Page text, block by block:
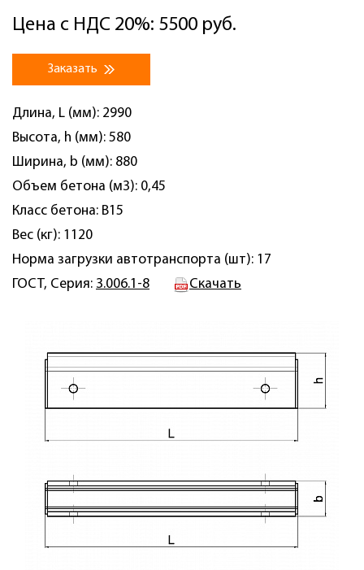
Цена с НДС 20%: 5500 руб.
Заказать
Длина, L (мм): 2990
Высота, h (мм): 580
Ширина, b (мм): 880
Объем бетона (м3): 0,45
Класс бетона: B15
Вес (кг): 1120
Норма загрузки автотранспорта (шт): 17
ГОСТ, Серия: 3.006.1-8 Скачать